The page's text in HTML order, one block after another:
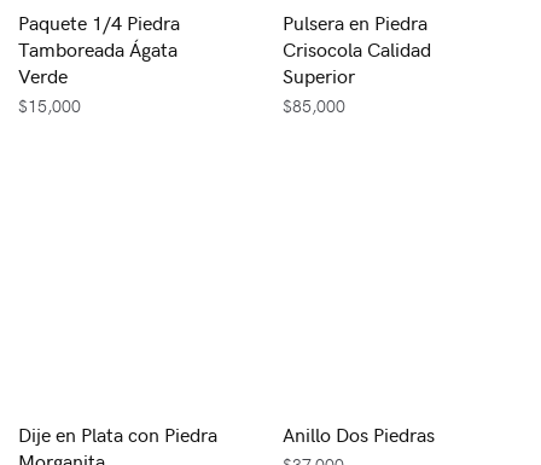
Paquete 1/4 Piedra
Tamboreada Ágata
Verde
$15,000
Pulsera en Piedra
Crisocola Calidad
Superior
$85,000
Dije en Plata con Piedra
Morganita
Anillo Dos Piedras